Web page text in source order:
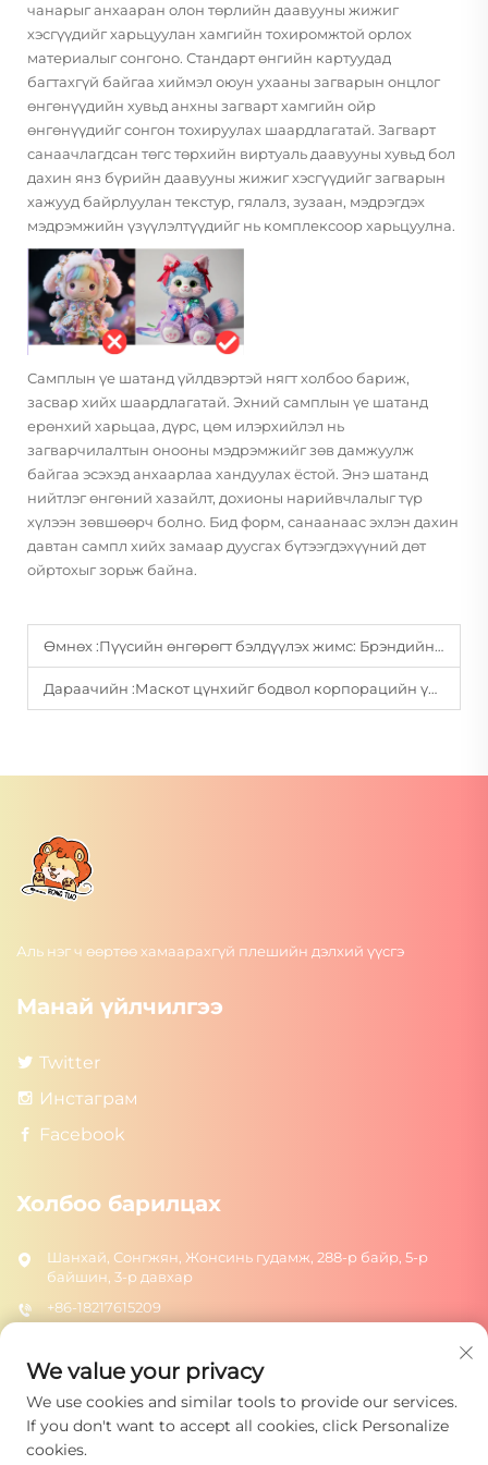
чанарыг анхааран олон төрлийн даавууны жижиг
хэсгүүдийг харьцуулан хамгийн тохиромжтой орлох
материалыг сонгоно. Стандарт өнгийн картуудад
багтахгүй байгаа хиймэл оюун ухааны загварын онцлог
өнгөнүүдийн хувьд анхны загварт хамгийн ойр
өнгөнүүдийг сонгон тохируулах шаардлагатай. Загварт
санаачлагдсан төгс төрхийн виртуаль даавууны хувьд бол
дахин янз бүрийн даавууны жижиг хэсгүүдийг загварын
хажууд байрлуулан текстур, гялалз, зузаан, мэдрэгдэх
мэдрэмжийн үзүүлэлтүүдийг нь комплексоор харьцуулна.
Самплын үе шатанд үйлдвэртэй нягт холбоо бариж,
засвар хийх шаардлагатай. Эхний самплын үе шатанд
ерөнхий харьцаа, дүрс, цөм илэрхийлэл нь
загварчилалтын онооны мэдрэмжийг зөв дамжуулж
байгаа эсэхэд анхаарлаа хандуулах ёстой. Энэ шатанд
нийтлэг өнгөний хазайлт, дохионы нарийвчлалыг түр
хүлээн зөвшөөрч болно. Бид форм, санаанаас эхлэн дахин
давтан сампл хийх замаар дуусгах бүтээгдэхүүний дөт
ойртохыг зорьж байна.
Өмнөх :Пүүсийн өнгөрөгт бэлдүүлэх жимс: Брэндийн бүртгэл ба маркетингийн зөвлөгөө
Дараачийн :Маскот цүнхийг бодвол корпорацийн үйлчлүүлэгчдэд зориулан ямар бусад периферийн бүтээгдэхүүнүүдийг хөгжүүлж болох вэ
Аль нэг ч өөртөө хамаарахгүй плешийн дэлхий үүсгэ
Манай үйлчилгээ
Twitter
Инстаграм
Facebook
Холбоо барилцах
Шанхай, Сонгжян, Жонсинь гудамж, 288-р байр, 5-р
байшин, 3-р давхар
+86-18217615209
Илгээх
We value your privacy
We use cookies and similar tools to provide our services.
If you don't want to accept all cookies, click Personalize
cookies.